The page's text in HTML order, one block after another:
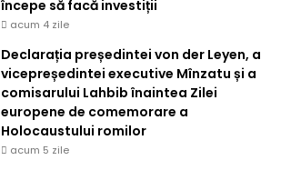
începe să facă investiții
acum 4 zile
Declarația președintei von der Leyen, a
vicepreședintei executive Mînzatu și a
comisarului Lahbib înaintea Zilei
europene de comemorare a
Holocaustului romilor
acum 5 zile